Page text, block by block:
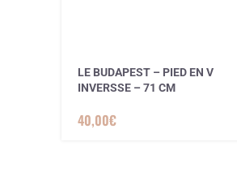
LE BUDAPEST – PIED EN V
INVERSSE – 71 CM
40,00€